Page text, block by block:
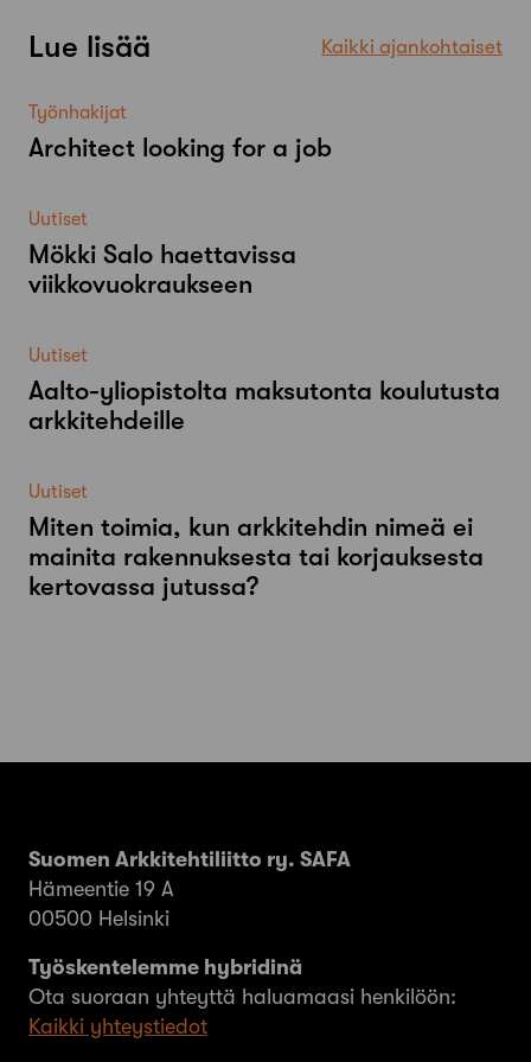
Lue lisää Kaikki ajankohtaiset
Työnhakijat
Architect looking for a job
Uutiset
Mökki Salo haettavissa
viikkovuokraukseen
Uutiset
Aalto-​yliopistolta maksutonta koulutusta
arkkitehdeille
Uutiset
Miten toimia, kun arkkitehdin nimeä ei
mainita rakennuksesta tai korjauksesta
kertovassa jutussa?
Suomen Arkkitehtiliitto ry. SAFA
Hämeentie 19 A
00500 Helsinki
Työskentelemme hybridinä
Ota suoraan yhteyttä haluamaasi henkilöön:
Kaikki yhteystiedot